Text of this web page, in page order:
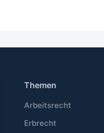
Themen
Arbeitsrecht
Erbrecht